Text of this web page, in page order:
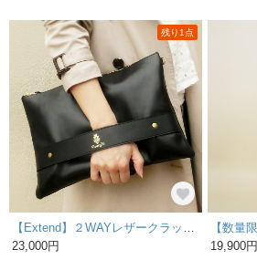
残り1点
23,000円
19,900円